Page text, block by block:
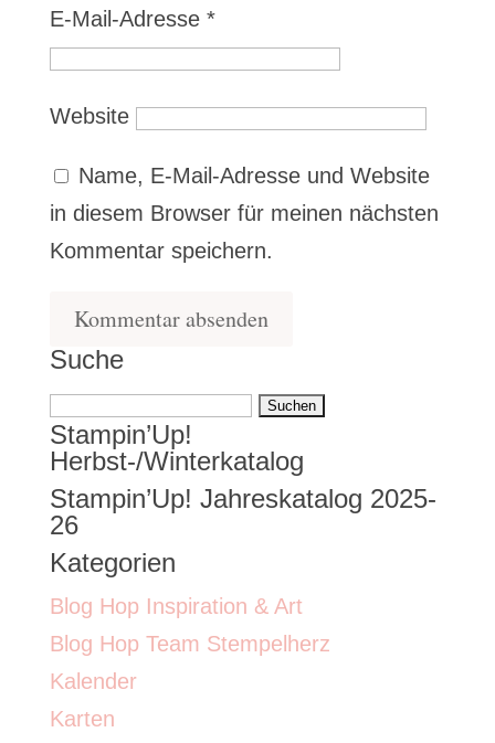
E-Mail-Adresse *
Website
Name, E-Mail-Adresse und Website
in diesem Browser für meinen nächsten
Kommentar speichern.
Suche
Suchen
nach:
Stampin’Up!
Herbst-/Winterkatalog
Stampin’Up! Jahreskatalog 2025-
26
Kategorien
Blog Hop Inspiration & Art
Blog Hop Team Stempelherz
Kalender
Karten